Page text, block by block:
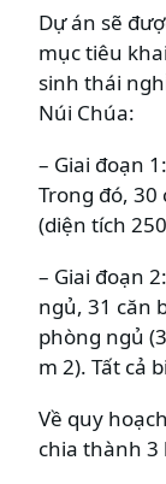
Dự án sẽ
mục tiêu
sinh thái
Núi Chúa:
– Giai đoạn
Trong đó, 30
(diện tích
– Giai đoạn
ngủ, 31 căn
phòng ngủ
m 2). Tất cả
Về quy
chia thành 3